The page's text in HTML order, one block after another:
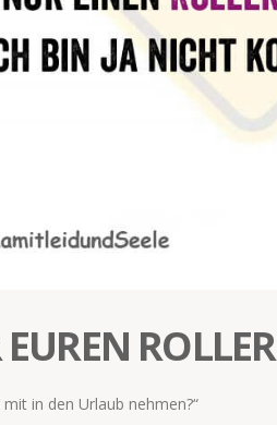
in den Urlaub nehmen?“